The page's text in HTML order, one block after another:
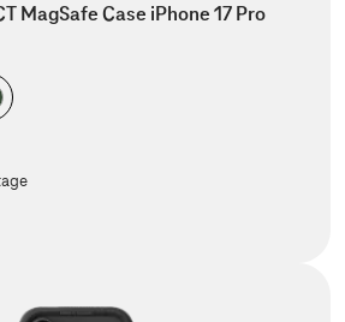
MagSafe Case iPhone 17 Pro